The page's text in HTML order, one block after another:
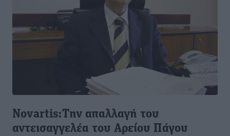
Novartis:Την απαλλαγή του
αντεισαγγελέα του Αρείου Πάγου